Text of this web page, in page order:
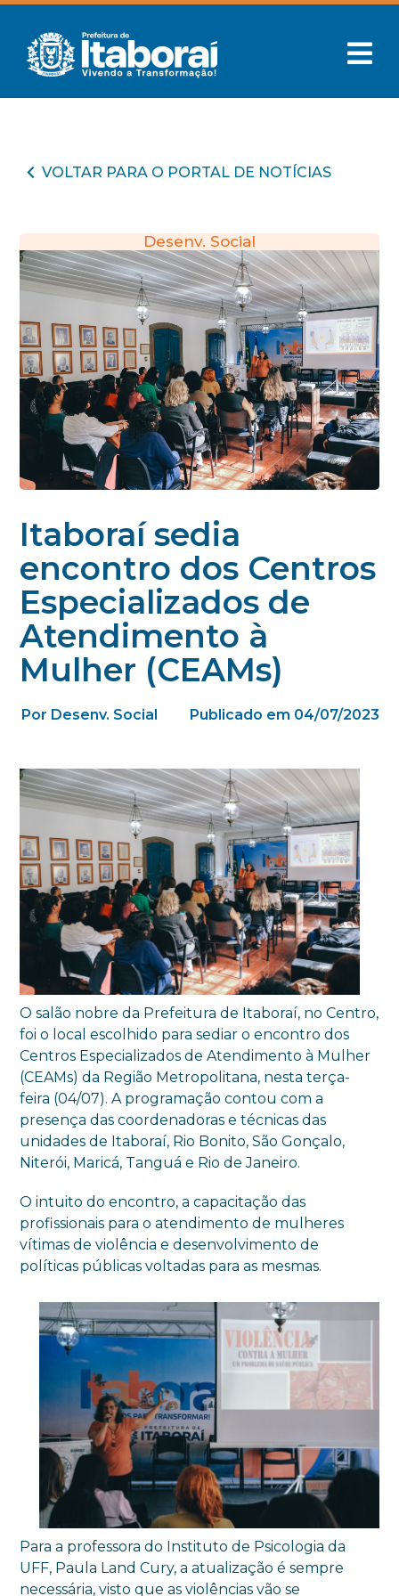
VOLTAR PARA O PORTAL DE NOTÍCIAS
Desenv. Social
Itaboraí sedia
encontro dos Centros
Especializados de
Atendimento à
Mulher (CEAMs)
Por Desenv. Social Publicado em 04/07/2023
O salão nobre da Prefeitura de Itaboraí, no Centro,
foi o local escolhido para sediar o encontro dos
Centros Especializados de Atendimento à Mulher
(CEAMs) da Região Metropolitana, nesta terça-
feira (04/07). A programação contou com a
presença das coordenadoras e técnicas das
unidades de Itaboraí, Rio Bonito, São Gonçalo,
Niterói, Maricá, Tanguá e Rio de Janeiro.
O intuito do encontro, a capacitação das
profissionais para o atendimento de mulheres
vítimas de violência e desenvolvimento de
políticas públicas voltadas para as mesmas.
Para a professora do Instituto de Psicologia da
UFF, Paula Land Cury, a atualização é sempre
necessária, visto que as violências vão se